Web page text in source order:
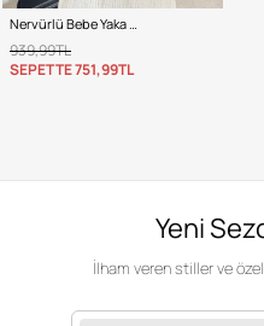
Nervürlü Bebe Yaka Gömlek 2279 - BORDO
939,99TL
SEPETTE751,99TL
Yeni
İlham veren stiller ve